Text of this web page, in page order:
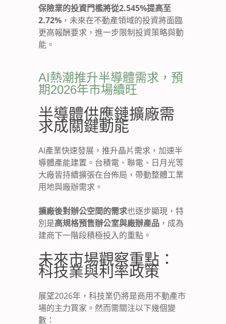
保險業的投資門檻將從2.545%提高至
2.72% ，未來在不動產領域的投資將面臨
更高報酬要求，進一步限制投資策略與動
能。
AI熱潮推升半導體需求，預
期2026年市場續旺
半導體供應鏈擴廠需
求成關鍵動能
AI產業快速發展，推升晶片需求，加速半
導體產能建置。台積電、聯電、日月光等
大廠皆持續擴張在台佈局，帶動整體工業
用地與廠辦需求。
擴廠後對辦公空間的需求也逐步顯現，特
別是高規格預售辦公室與廠辦產品 ，成為
建商下一階段積極投入的重點。
未來市場觀察重點：
科技業與利率政策
展望2026年，科技業仍將是商用不動產市
場的主力買家。然而需關注以下幾個變
數：